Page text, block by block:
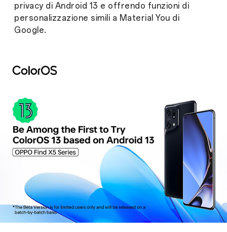
privacy di Android 13 e offrendo funzioni di
personalizzazione simili a Material You di
Google.